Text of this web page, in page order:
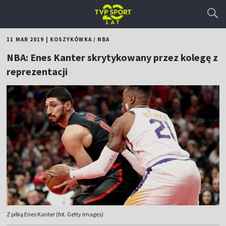
11 MAR 2019 KOSZYKÓWKA/ NBA
NBA: Enes Kanter skrytykowany przez kolegę z
reprezentacji
Z piłką Enes Kanter (fot. Getty Images)